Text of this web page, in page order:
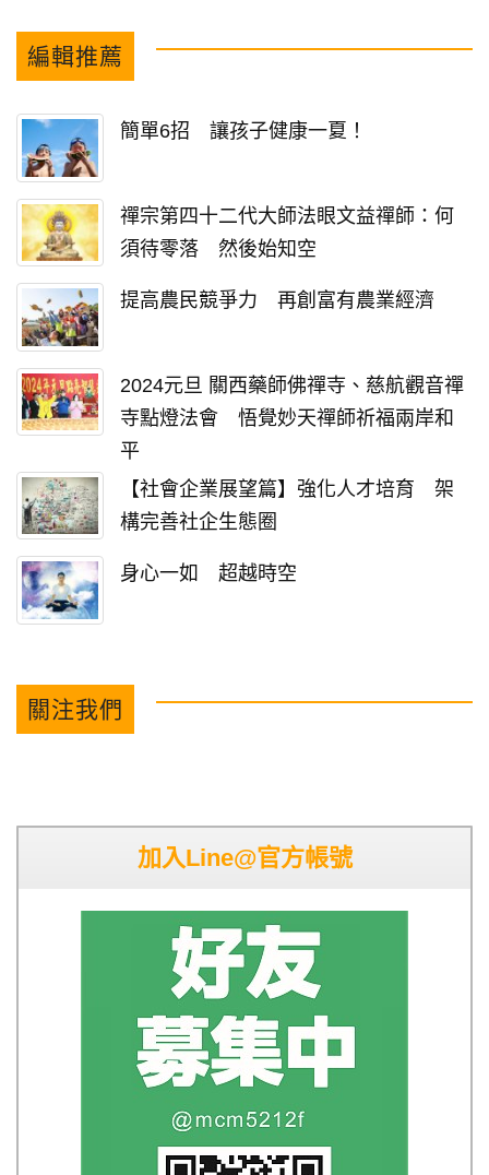
編輯推薦
簡單6招 讓孩子健康一夏！
禪宗第四十二代大師法眼文益禪師：何
須待零落 然後始知空
提高農民競爭力 再創富有農業經濟
2024元旦 關西藥師佛禪寺、慈航觀音禪
寺點燈法會 悟覺妙天禪師祈福兩岸和
平
【社會企業展望篇】強化人才培育 架
構完善社企生態圈
身心一如 超越時空
關注我們
加入Line@官方帳號